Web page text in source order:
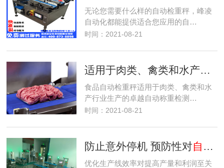
无论您需要什么样的自动检重秤，峰凌
自动化都能提供适合您应用的自…
时间：2021-08-21
适用于肉类、禽类和水产行业生产的卓越自动称重检测解决方案。
食品自动检重秤适用于肉类、禽类和水
产行业生产的卓越自动称重检测…
时间：2021-08-21
防止意外停机 预防性对自动检重秤
优化生产线效率对提高产量和利润至关